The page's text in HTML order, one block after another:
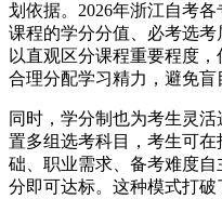
划依据。2026年浙江自考
课程的学分分值、必考选
以直观区分课程重要程度，
合理分配学习精力，避免盲
同时，学分制也为考生灵
置多组选考科目，考生可
础、职业需求、备考难度
分即可达标。这种模式打